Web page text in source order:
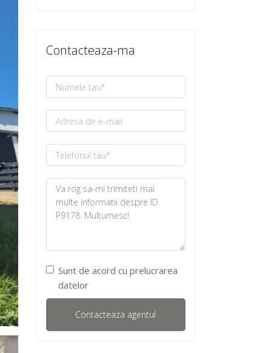
Contacteaza-ma
Sunt de acord cu prelucrarea
datelor